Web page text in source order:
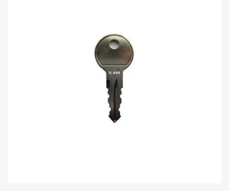
EV Udstyr
Maling
Bilstereo